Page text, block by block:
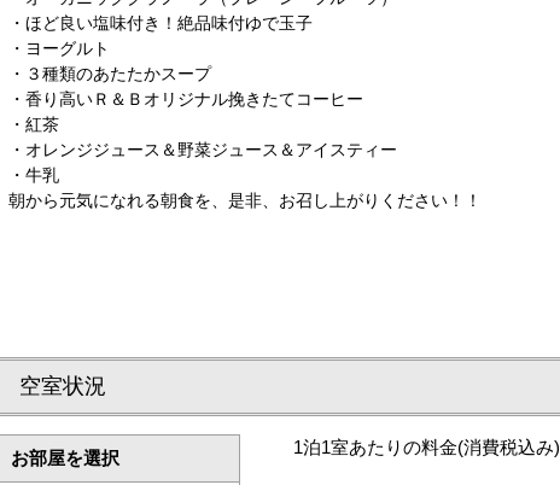
・ほど良い塩味付き！絶品味付ゆで玉子
・ヨーグルト
・３種類のあたたかスープ
・香り高いＲ＆Ｂオリジナル挽きたてコーヒー
・紅茶
・オレンジジュース＆野菜ジュース＆アイスティー
・牛乳
朝から元気になれる朝食を、是非、お召し上がりください！！
空室状況
お部屋を選択
1泊1室あたりの料金(消費税込み)